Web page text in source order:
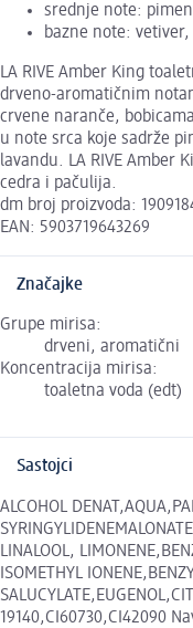
srednje note:
bazne note:
LA RIVE Amber King
drveno-aromatičnim
crvene naranče,
u note srca koje sadrže
lavandu. LA RIVE Amber
cedra i pačulija.
dm broj proizvoda:
EAN: 5903719643269
Značajke
Grupe mirisa:
drveni, aromatični
Koncentracija mirisa:
toaletna voda (edt)
Sastojci
ALCOHOL
LINALOOL,
ISOMETHYL
19140,CI60730,CI42090